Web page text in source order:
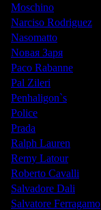
Moschino
Narciso Rodriguez
Nasomatto
Nовая Заря
Paco Rabanne
Pal Zileri
Penhaligon`s
Police
Prada
Ralph Lauren
Remy Latour
Roberto Cavalli
Salvadore Dali
Salvatore Ferragamo